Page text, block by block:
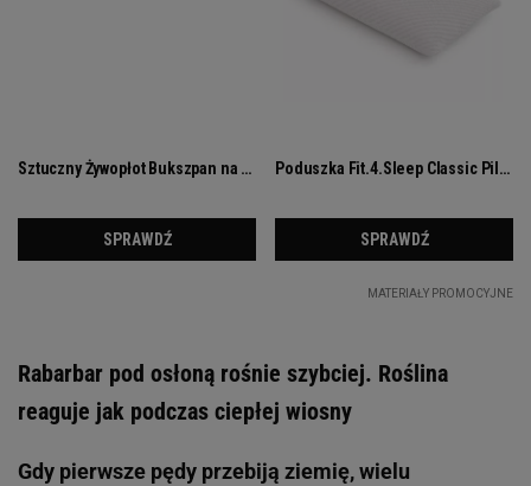
Rabarbar pod osłoną rośnie szybciej. Roślina
reaguje jak podczas ciepłej wiosny
Gdy pierwsze pędy przebiją ziemię, wielu